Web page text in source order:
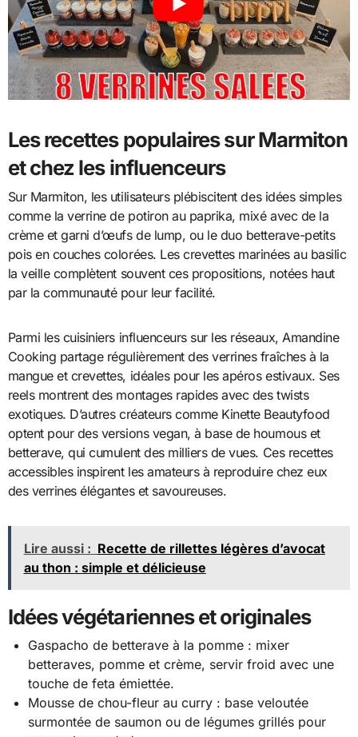
Les recettes populaires sur Marmiton
et chez les influenceurs
Sur Marmiton, les utilisateurs plébiscitent des idées simples
comme la verrine de potiron au paprika, mixé avec de la
crème et garni d’œufs de lump, ou le duo betterave-petits
pois en couches colorées. Les crevettes marinées au basilic
la veille complètent souvent ces propositions, notées haut
par la communauté pour leur facilité.
Parmi les cuisiniers influenceurs sur les réseaux, Amandine
Cooking partage régulièrement des verrines fraîches à la
mangue et crevettes, idéales pour les apéros estivaux. Ses
reels montrent des montages rapides avec des twists
exotiques. D’autres créateurs comme Kinette Beautyfood
optent pour des versions vegan, à base de houmous et
betterave, qui cumulent des milliers de vues. Ces recettes
accessibles inspirent les amateurs à reproduire chez eux
des verrines élégantes et savoureuses.
Lire aussi : Recette de rillettes légères d’avocat
au thon : simple et délicieuse
Idées végétariennes et originales
Gaspacho de betterave à la pomme : mixer
betteraves, pomme et crème, servir froid avec une
touche de feta émiettée.
Mousse de chou-fleur au curry : base veloutée
surmontée de saumon ou de légumes grillés pour